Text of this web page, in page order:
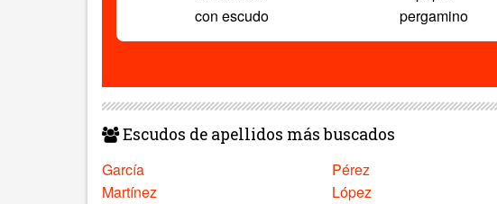
con escudo
pergamino
Escudos de apellidos más buscados
García
Pérez
Martínez
López